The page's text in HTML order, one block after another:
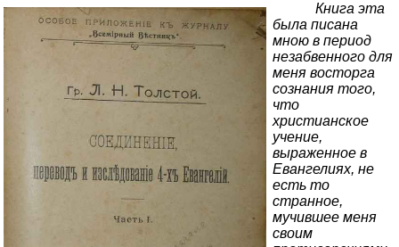
Книга эта
была писана
мною в период
незабвенного для
меня восторга
сознания того,
что
христианское
учение,
выраженное в
Евангелиях, не
есть то
странное,
мучившее меня
своим